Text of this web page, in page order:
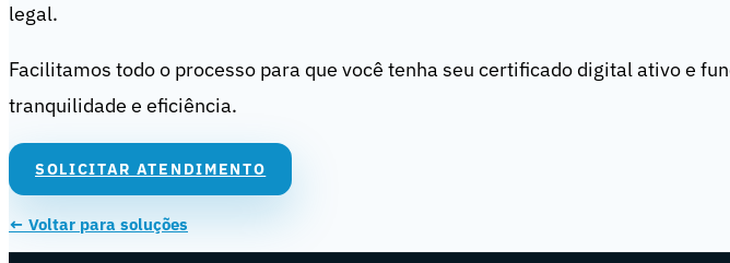
legal.
Facilitamos todo o processo para que você tenha seu certificado digital ativo e
tranquilidade e eficiência.
SOLICITAR ATENDIMENTO
← Voltar para soluções